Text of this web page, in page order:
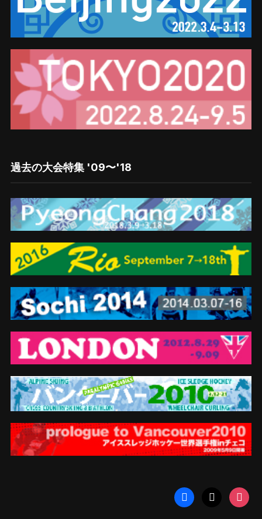
過去の大会特集 '09〜'18
facebook